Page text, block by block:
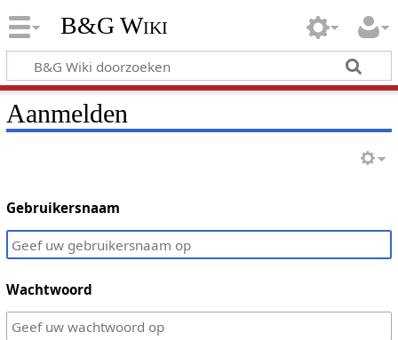
B&G Wiki
Aanmelden
Gebruikersnaam
Wachtwoord